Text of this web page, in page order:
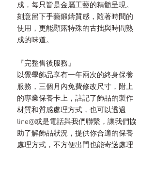
成，每只皆是金屬工藝的精髓呈現。
刻意留下手藝鍛鑄質感，隨著時間的
使用，更能顯露特殊的古拙與時間熟
成的味道。
『完整售後服務』
以覺學飾品享有一年兩次的終身保養
服務，三個月內免費修改尺寸，附上
的專業保養卡上，註記了飾品的製作
材質和質感處理方式，也可以透過
line@或是電話與我們聯繫，讓我們協
助了解飾品狀況，提供你合適的保養
處理方式，不方便出門也能寄送處理